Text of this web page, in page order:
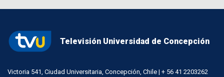
Televisión Universidad de Concepción
Victoria 541, Ciudad Universitaria, Concepción, Chile | + 56 41 2203262